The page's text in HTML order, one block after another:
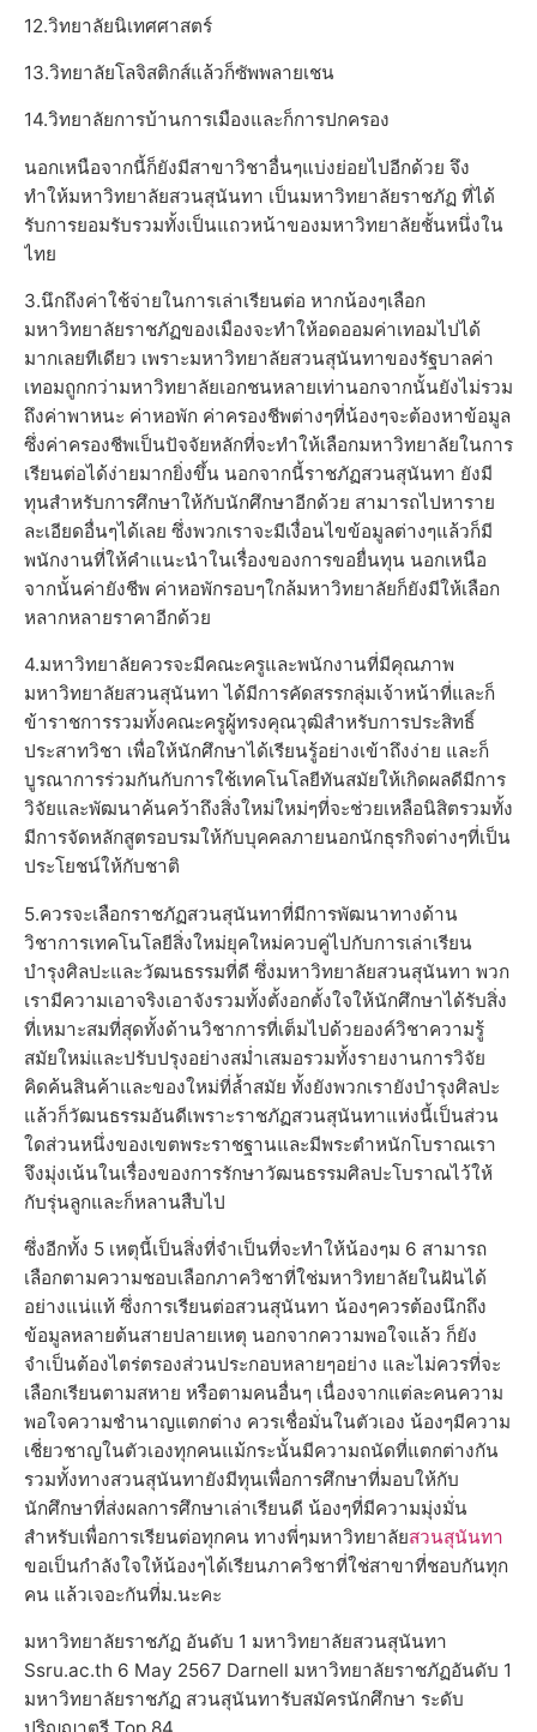
12.วิทยาลัยนิเทศศาสตร์
13.วิทยาลัยโลจิสติกส์แล้วก็ซัพพลายเชน
14.วิทยาลัยการบ้านการเมืองและก็การปกครอง
นอกเหนือจากนี้ก็ยังมีสาขาวิชาอื่นๆแบ่งย่อยไปอีกด้วย จึง
ทำให้มหาวิทยาลัยสวนสุนันทา เป็นมหาวิทยาลัยราชภัฏ ที่ได้
รับการยอมรับรวมทั้งเป็นแถวหน้าของมหาวิทยาลัยชั้นหนึ่งใน
ไทย
3.นึกถึงค่าใช้จ่ายในการเล่าเรียนต่อ หากน้องๆเลือก
มหาวิทยาลัยราชภัฏของเมืองจะทำให้อดออมค่าเทอมไปได้
มากเลยทีเดียว เพราะมหาวิทยาลัยสวนสุนันทาของรัฐบาลค่า
เทอมถูกกว่ามหาวิทยาลัยเอกชนหลายเท่านอกจากนั้นยังไม่รวม
ถึงค่าพาหนะ ค่าหอพัก ค่าครองชีพต่างๆที่น้องๆจะต้องหาข้อมูล
ซึ่งค่าครองชีพเป็นปัจจัยหลักที่จะทำให้เลือกมหาวิทยาลัยในการ
เรียนต่อได้ง่ายมากยิ่งขึ้น นอกจากนี้ราชภัฏสวนสุนันทา ยังมี
ทุนสำหรับการศึกษาให้กับนักศึกษาอีกด้วย สามารถไปหาราย
ละเอียดอื่นๆได้เลย ซึ่งพวกเราจะมีเงื่อนไขข้อมูลต่างๆแล้วก็มี
พนักงานที่ให้คำแนะนำในเรื่องของการขอยื่นทุน นอกเหนือ
จากนั้นค่ายังชีพ ค่าหอพักรอบๆใกล้มหาวิทยาลัยก็ยังมีให้เลือก
หลากหลายราคาอีกด้วย
4.มหาวิทยาลัยควรจะมีคณะครูและพนักงานที่มีคุณภาพ
มหาวิทยาลัยสวนสุนันทา ได้มีการคัดสรรกลุ่มเจ้าหน้าที่และก็
ข้าราชการรวมทั้งคณะครูผู้ทรงคุณวุฒิสำหรับการประสิทธิ์
ประสาทวิชา เพื่อให้นักศึกษาได้เรียนรู้อย่างเข้าถึงง่าย และก็
บูรณาการร่วมกันกับการใช้เทคโนโลยีทันสมัยให้เกิดผลดีมีการ
วิจัยและพัฒนาค้นคว้าถึงสิ่งใหม่ใหม่ๆที่จะช่วยเหลือนิสิตรวมทั้ง
มีการจัดหลักสูตรอบรมให้กับบุคคลภายนอกนักธุรกิจต่างๆที่เป็น
ประโยชน์ให้กับชาติ
5.ควรจะเลือกราชภัฏสวนสุนันทาที่มีการพัฒนาทางด้าน
วิชาการเทคโนโลยีสิ่งใหม่ยุคใหม่ควบคู่ไปกับการเล่าเรียน
บำรุงศิลปะและวัฒนธรรมที่ดี ซึ่งมหาวิทยาลัยสวนสุนันทา พวก
เรามีความเอาจริงเอาจังรวมทั้งตั้งอกตั้งใจให้นักศึกษาได้รับสิ่ง
ที่เหมาะสมที่สุดทั้งด้านวิชาการที่เต็มไปด้วยองค์วิชาความรู้
สมัยใหม่และปรับปรุงอย่างสม่ำเสมอรวมทั้งรายงานการวิจัย
คิดค้นสินค้าและของใหม่ที่ล้ำสมัย ทั้งยังพวกเรายังบำรุงศิลปะ
แล้วก็วัฒนธรรมอันดีเพราะราชภัฏสวนสุนันทาแห่งนี้เป็นส่วน
ใดส่วนหนึ่งของเขตพระราชฐานและมีพระตำหนักโบราณเรา
จึงมุ่งเน้นในเรื่องของการรักษาวัฒนธรรมศิลปะโบราณไว้ให้
กับรุ่นลูกและก็หลานสืบไป
ซึ่งอีกทั้ง 5 เหตุนี้เป็นสิ่งที่จำเป็นที่จะทำให้น้องๆม 6 สามารถ
เลือกตามความชอบเลือกภาควิชาที่ใช่มหาวิทยาลัยในฝันได้
อย่างแน่แท้ ซึ่งการเรียนต่อสวนสุนันทา น้องๆควรต้องนึกถึง
ข้อมูลหลายต้นสายปลายเหตุ นอกจากความพอใจแล้ว ก็ยัง
จำเป็นต้องไตร่ตรองส่วนประกอบหลายๆอย่าง และไม่ควรที่จะ
เลือกเรียนตามสหาย หรือตามคนอื่นๆ เนื่องจากแต่ละคนความ
พอใจความชำนาญแตกต่าง ควรเชื่อมั่นในตัวเอง น้องๆมีความ
เชี่ยวชาญในตัวเองทุกคนแม้กระนั้นมีความถนัดที่แตกต่างกัน
รวมทั้งทางสวนสุนันทายังมีทุนเพื่อการศึกษาที่มอบให้กับ
นักศึกษาที่ส่งผลการศึกษาเล่าเรียนดี น้องๆที่มีความมุ่งมั่น
สำหรับเพื่อการเรียนต่อทุกคน ทางพี่ๆมหาวิทยาลัยสวนสุนันทา
ขอเป็นกำลังใจให้น้องๆได้เรียนภาควิชาที่ใช่สาขาที่ชอบกันทุก
คน แล้วเจอะกันที่ม.นะคะ
มหาวิทยาลัยราชภัฏ อันดับ 1 มหาวิทยาลัยสวนสุนันทา
Ssru.ac.th 6 May 2567 Darnell มหาวิทยาลัยราชภัฏอันดับ 1
มหาวิทยาลัยราชภัฏ สวนสุนันทารับสมัครนักศึกษา ระดับ